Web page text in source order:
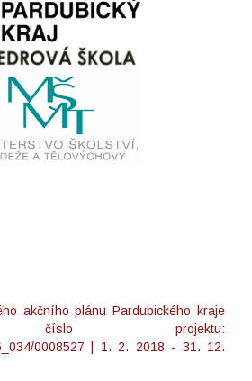
akčního plánu Pardubického kraje
číslo projektu:
0008527 | 1. 2. 2018 - 31. 12.